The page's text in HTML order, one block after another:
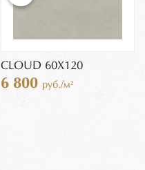
CLOUD 60X120
6 800 руб./м²